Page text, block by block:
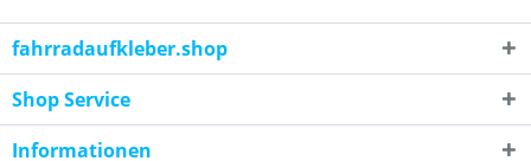
fahrradaufkleber.shop
Shop Service
Informationen